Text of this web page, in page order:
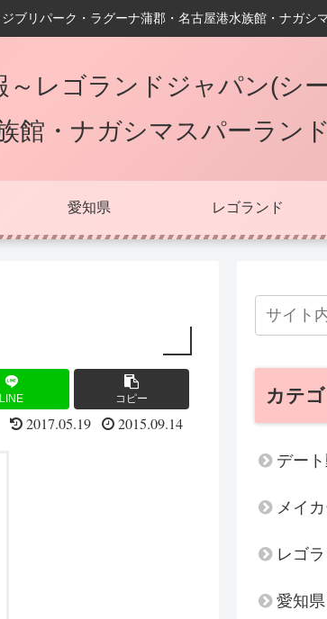
ブリパーク・ラグーナ蒲郡・名古屋港水族館・ナガシ
レゴランドジャパン(シ
館・ナガシマスパーラン
愛知県 レゴランド
LINE コピー
2017.05.19 2015.09.14
カテ
デー
メイ
レゴ
愛知県